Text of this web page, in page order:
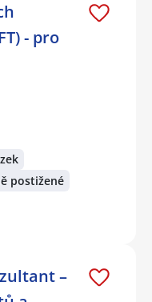
- pro
postižené
–